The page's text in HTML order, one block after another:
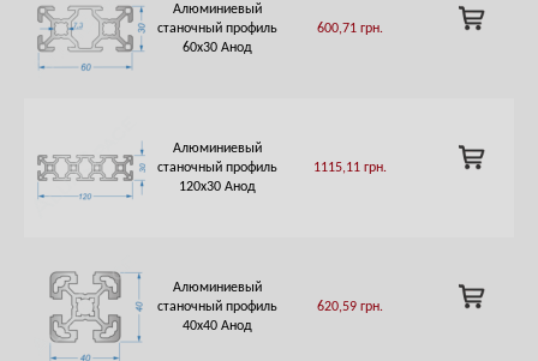
Алюминиевый
станочный профиль
60х30 Анод
600,71 грн.
ADD
TO
Алюминиевый
станочный профиль
120х30 Анод
1115,11 грн.
ADD
TO
Алюминиевый
станочный профиль
40х40 Анод
620,59 грн.
ADD
TO